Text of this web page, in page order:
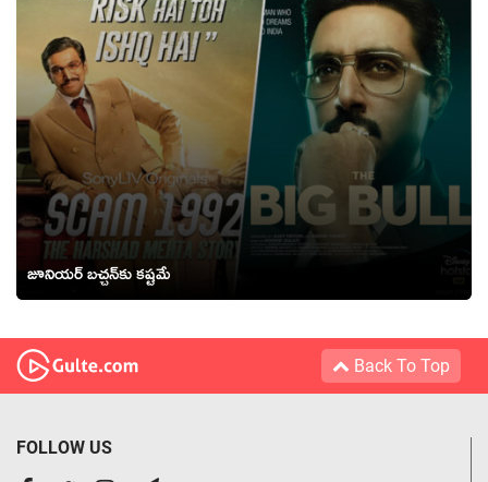
జూనియర్ బచ్చన్‌కు కష్టమే
Back To Top
FOLLOW US